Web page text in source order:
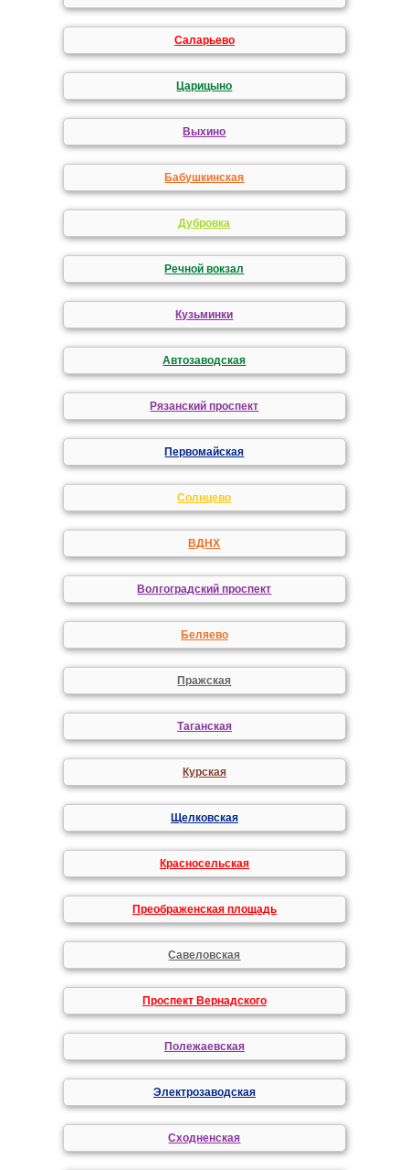
Саларьево
Царицыно
Выхино
Бабушкинская
Дубровка
Речной вокзал
Кузьминки
Автозаводская
Рязанский проспект
Первомайская
Солнцево
ВДНХ
Волгоградский проспект
Беляево
Пражская
Таганская
Курская
Щелковская
Красносельская
Преображенская площадь
Савеловская
Проспект Вернадского
Полежаевская
Электрозаводская
Сходненская